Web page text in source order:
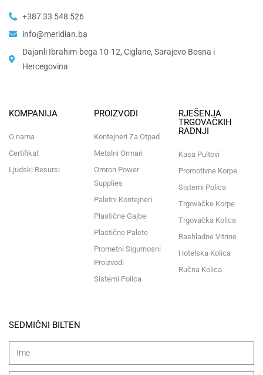
+387 33 548 526
info@meridian.ba
Dajanli Ibrahim-bega 10-12, Ciglane, Sarajevo Bosna i
Hercegovina​
KOMPANIJA
O nama
Certifikat
Ljudski Resursi
PROIZVODI
Kontejneri Za Otpad
Metalni Ormari
Omron Power
Supplies
Paletni Kontejneri
Plastične Gajbe
Plastične Palete
Prometni Sigurnosni
Proizvodi
Sistemi Polica
RJEŠENJA
TRGOVAČKIH
RADNJI
Kasa Pultovi
Promotivne Korpe
Sistemi Polica
Trgovačke Korpe
Trgovačka Kolica
Rashladne Vitrine
Hotelska Kolica
Ručna Kolica
SEDMIČNI BILTEN